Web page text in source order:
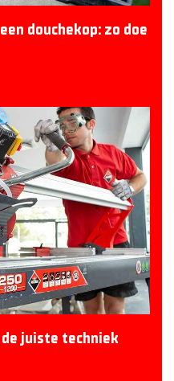
douchekop: zo doe
juiste techniek